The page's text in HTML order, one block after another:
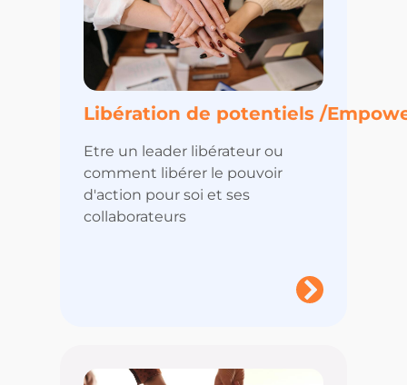
Libération de potentiels /
Etre un leader libérateur ou
comment libérer le pouvoir
d'action pour soi et ses
collaborateurs